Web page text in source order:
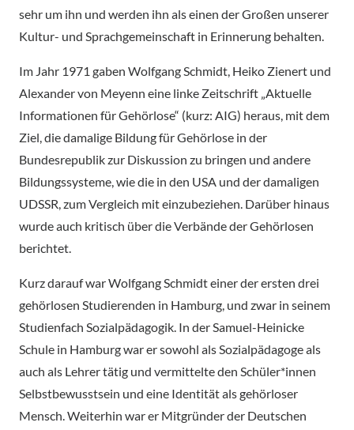
sehr um ihn und werden ihn als einen der Großen unserer
Kultur- und Sprachgemeinschaft in Erinnerung behalten.
Im Jahr 1971 gaben Wolfgang Schmidt, Heiko Zienert und
Alexander von Meyenn eine linke Zeitschrift „Aktuelle
Informationen für Gehörlose“ (kurz: AIG) heraus, mit dem
Ziel, die damalige Bildung für Gehörlose in der
Bundesrepublik zur Diskussion zu bringen und andere
Bildungssysteme, wie die in den USA und der damaligen
UDSSR, zum Vergleich mit einzubeziehen. Darüber hinaus
wurde auch kritisch über die Verbände der Gehörlosen
berichtet.
Kurz darauf war Wolfgang Schmidt einer der ersten drei
gehörlosen Studierenden in Hamburg, und zwar in seinem
Studienfach Sozialpädagogik. In der Samuel-Heinicke
Schule in Hamburg war er sowohl als Sozialpädagoge als
auch als Lehrer tätig und vermittelte den Schüler*innen
Selbstbewusstsein und eine Identität als gehörloser
Mensch. Weiterhin war er Mitgründer der Deutschen